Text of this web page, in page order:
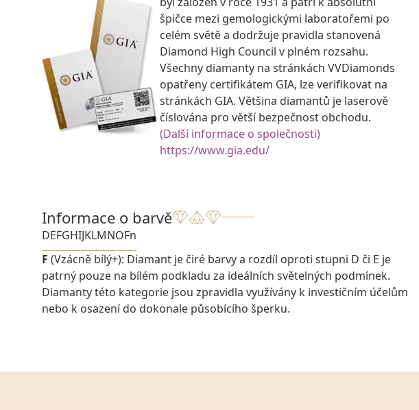
špičce mezi gemologickými laboratořemi po
celém světě a dodržuje pravidla stanovená
Diamond High Council v plném rozsahu.
Všechny diamanty na stránkách VVDiamonds
opatřeny certifikátem GIA, lze verifikovat na
stránkách GIA. Většina diamantů je laserově
číslována pro větší bezpečnost obchodu.
(Další informace o společnosti)
https://www.gia.edu/
Informace o barvě
DEFGHIJKLMNOFn
F (Vzácně bílý+): Diamant je čiré barvy a rozdíl oproti stupni D či E je
patrný pouze na bílém podkladu za ideálních světelných podmínek.
Diamanty této kategorie jsou zpravidla využívány k investičním účelům
nebo k osazení do dokonale působícího šperku.